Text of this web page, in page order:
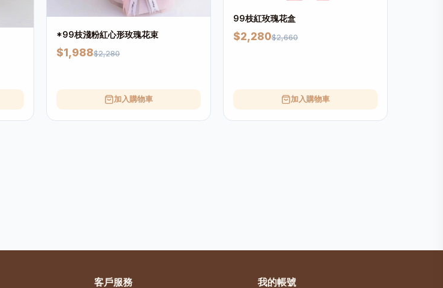
*99枝淺粉紅心形玫瑰花束
$1,988$2,280
加入購物車
99枝紅玫瑰花盒
$2,280$2,660
加入購物車
客戶服務 我的帳號